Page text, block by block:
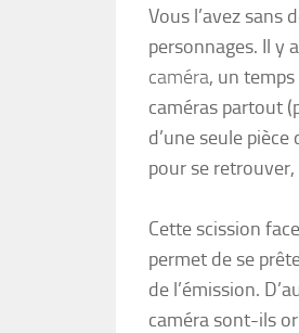
Vous l’avez sans
personnages. Il y
caméra, un temps
caméras partout
d’une seule
pour se
Cette scission
permet de se
de l’émission.
caméra sont-ils